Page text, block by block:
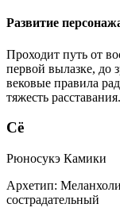
Развитие
Проходит путь от
первой вылазке, до
вековые правила
тяжесть расставания.
Сё
Рюносукэ Камики
Архетип:
сострадательный